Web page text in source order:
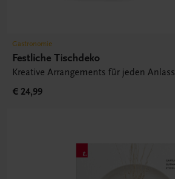
Gastronomie
Festliche Tischdeko
Kreative Arrangements für jeden Anlass
€ 24,99